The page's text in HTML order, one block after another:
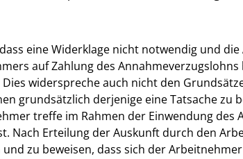
eine Widerklage nicht notwendig und
auf Zahlung des
widerspreche auch nicht den
grundsätzlich derjenige eine Tatsache zu
treffe im Rahmen der Einwendung des
Nach Erteilung der Auskunft durch den
zu beweisen, dass sich der